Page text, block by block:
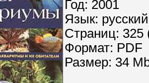
Год: 2001
Язык: русский
Страниц: 325
Формат: PDF
Размер: 34